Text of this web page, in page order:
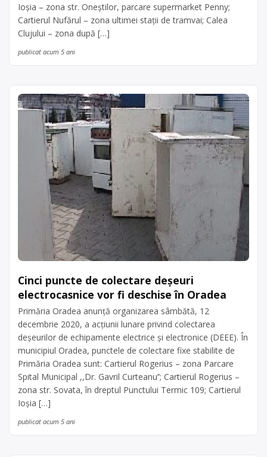
Ioşia – zona str. Oneştilor, parcare supermarket Penny;
Cartierul Nufărul – zona ultimei staţii de tramvai; Calea
Clujului – zona după […]
publicat acum 5 ani
Cinci puncte de colectare deșeuri
electrocasnice vor fi deschise în Oradea
Primăria Oradea anunţă organizarea sâmbătă, 12
decembrie 2020, a acţiunii lunare privind colectarea
deşeurilor de echipamente electrice şi electronice (DEEE). În
municipiul Oradea, punctele de colectare fixe stabilite de
Primăria Oradea sunt: Cartierul Rogerius – zona Parcare
Spital Municipal ,,Dr. Gavril Curteanu’’; Cartierul Rogerius –
zona str. Sovata, în dreptul Punctului Termic 109; Cartierul
Ioşia […]
publicat acum 5 ani